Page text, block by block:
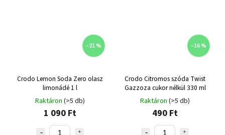
–21 %
Crodo Lemon Soda Zero olasz
limonádé 1 l
Raktáron (>5 db)
1 090 Ft
–16 %
Crodo Citromos szóda Twist
Gazzoza cukor nélkül 330 ml
Raktáron (>5 db)
490 Ft